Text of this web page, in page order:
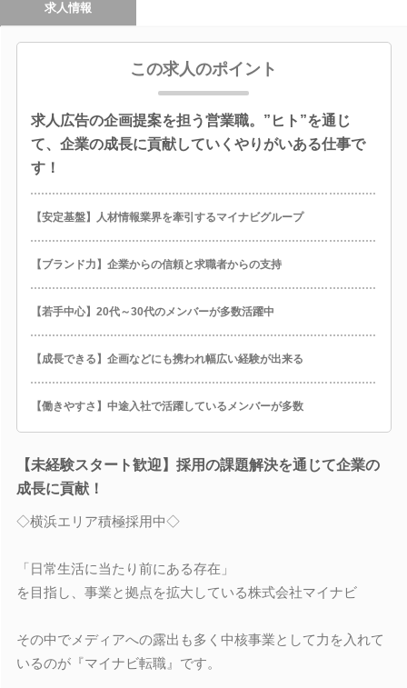
求人情報
この求人のポイント
求人広告の企画提案を担う営業職。”ヒト”を通じ
て、企業の成長に貢献していくやりがいある仕事で
す！
【安定基盤】人材情報業界を牽引するマイナビグループ
【ブランド力】企業からの信頼と求職者からの支持
【若手中心】20代～30代のメンバーが多数活躍中
【成長できる】企画などにも携われ幅広い経験が出来る
【働きやすさ】中途入社で活躍しているメンバーが多数
【未経験スタート歓迎】採用の課題解決を通じて企業の
成長に貢献！
◇横浜エリア積極採用中◇
「日常生活に当たり前にある存在」
を目指し、事業と拠点を拡大している株式会社マイナビ
その中でメディアへの露出も多く中核事業として力を入れて
いるのが『マイナビ転職』です。